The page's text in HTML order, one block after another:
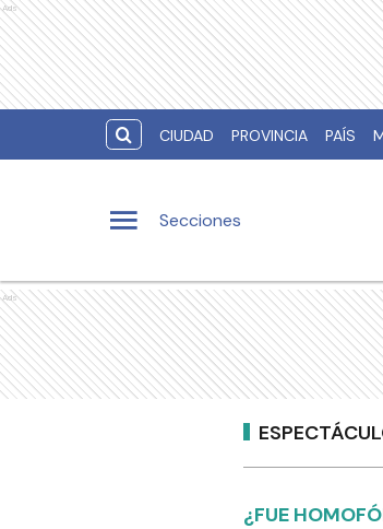
Ads
CIUDAD PROVINCIA PAÍS
Secciones
Ads
¿FUE